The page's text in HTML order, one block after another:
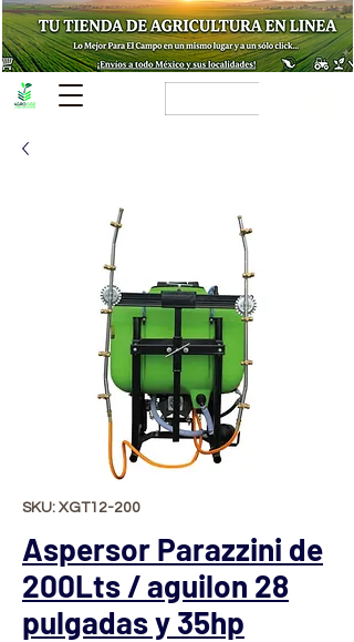
SKU: XGT12-200
Aspersor Parazzini de
200Lts / aguilon 28
pulgadas y 35hp